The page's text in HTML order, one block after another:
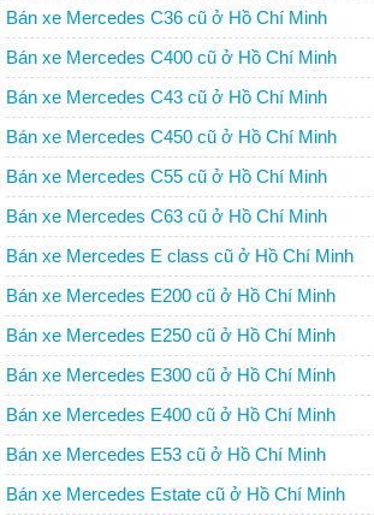
Bán xe Mercedes C36 cũ ở Hồ Chí Minh
Bán xe Mercedes C400 cũ ở Hồ Chí Minh
Bán xe Mercedes C43 cũ ở Hồ Chí Minh
Bán xe Mercedes C450 cũ ở Hồ Chí Minh
Bán xe Mercedes C55 cũ ở Hồ Chí Minh
Bán xe Mercedes C63 cũ ở Hồ Chí Minh
Bán xe Mercedes E class cũ ở Hồ Chí Minh
Bán xe Mercedes E200 cũ ở Hồ Chí Minh
Bán xe Mercedes E250 cũ ở Hồ Chí Minh
Bán xe Mercedes E300 cũ ở Hồ Chí Minh
Bán xe Mercedes E400 cũ ở Hồ Chí Minh
Bán xe Mercedes E53 cũ ở Hồ Chí Minh
Bán xe Mercedes Estate cũ ở Hồ Chí Minh